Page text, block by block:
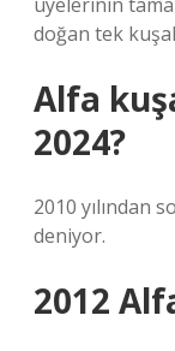
doğan tek
Alfa
2024?
2010 yılından
deniyor.
2012